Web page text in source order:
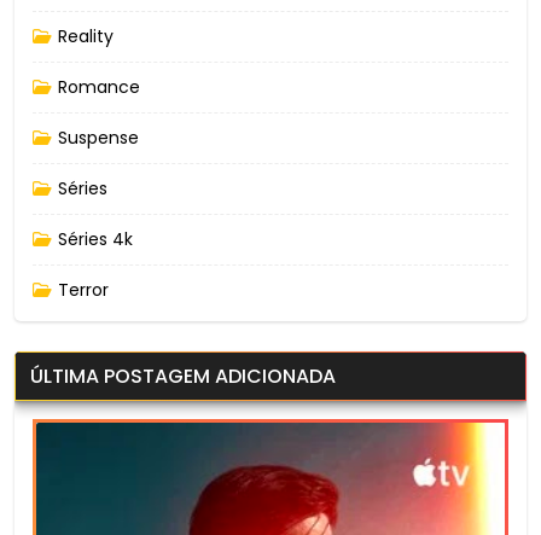
Reality
Romance
Suspense
Séries
Séries 4k
Terror
ÚLTIMA POSTAGEM ADICIONADA